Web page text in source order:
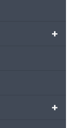
+
+